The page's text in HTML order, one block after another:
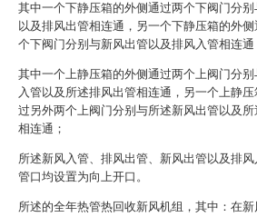
其中一个下静压箱的外侧通过两个下阀门分
以及排风出管相连通，另一个下静压箱的外
个下阀门分别与新风出管以及排风入管相连通
其中一个上静压箱的外侧通过两个上阀门分
入管以及所述排风出管相连通，另一个上静
过另外两个上阀门分别与所述新风出管以及
相连通；
所述新风入管、排风出管、新风出管以及排风
管口均设置为向上开口。
所述的全年热管热回收新风机组，其中：在